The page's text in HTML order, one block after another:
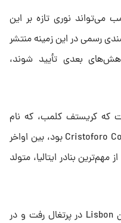
می‌تواند نوری تازه بر این
رسمی در این زمینه منتشر
بعدی تأیید شوند،
که کریستف کلمب، که نام
اصلی او کریستوفورو کولومبو Cristoforo Colombo بود، بین اواخر
در جنوا، یکی از مهم‌ترین بنادر ایتالیا، متولد
در دهه ۲۰ زندگی خود، او به لیسبون Lisbon در پرتغال رفت و در